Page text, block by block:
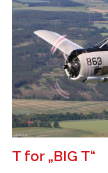
T for „BIG T“